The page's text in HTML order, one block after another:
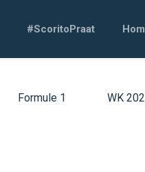
#ScoritoPraat
Formule 1 WK